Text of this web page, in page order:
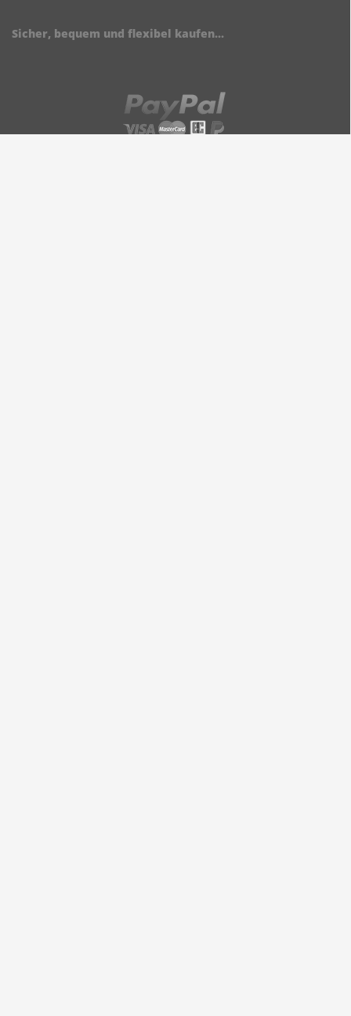
Sicher, bequem und flexibel kaufen...